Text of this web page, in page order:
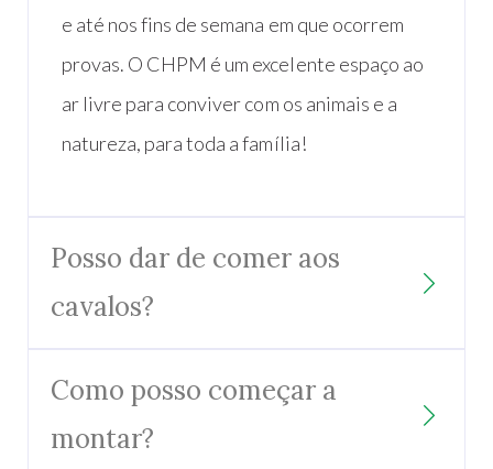
e até nos fins de semana em que ocorrem
provas. O CHPM é um excelente espaço ao
ar livre para conviver com os animais e a
natureza, para toda a família!
Posso dar de comer aos
cavalos?
Como posso começar a
montar?